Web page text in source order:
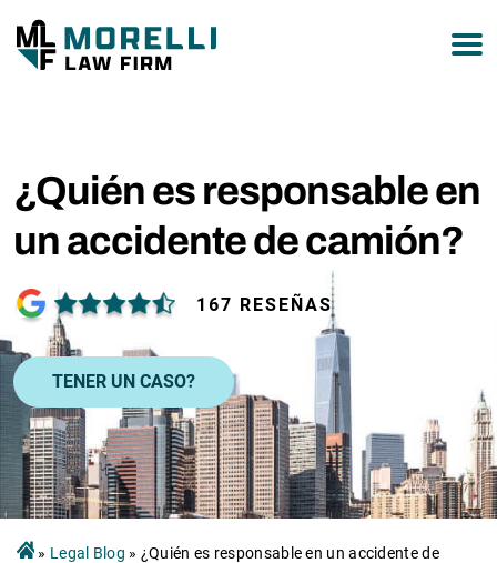
¿Quién es responsable en
un accidente de camión?
167 RESEÑAS
TENER UN CASO?
» Legal Blog » ¿Quién es responsable en un accidente de